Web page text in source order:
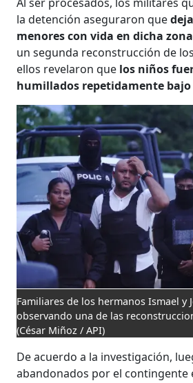
la detención aseguraron que
menores con vida en dicha zona
un segunda reconstrucción de
ellos revelaron que los niños
humillados repetidamente
Familiares de los hermanos Ismael y
observando una de las
(César Miñoz / API)
De acuerdo a la investigación,
abandonados por el contingente